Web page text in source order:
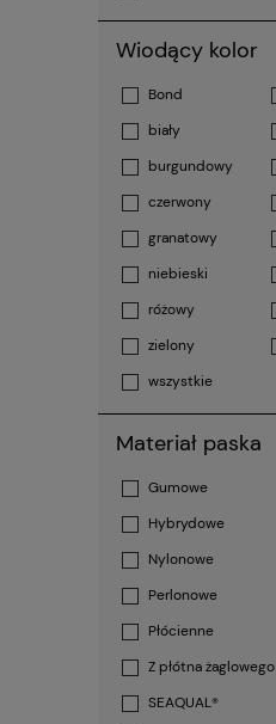
Wiodący kolor
Bond
biały
burgundowy
czerwony
granatowy
niebieski
różowy
zielony
wszystkie
Materiał paska
Gumowe
Hybrydowe
Nylonowe
Perlonowe
Płócienne
Z płótna żaglowego
SEAQUAL®